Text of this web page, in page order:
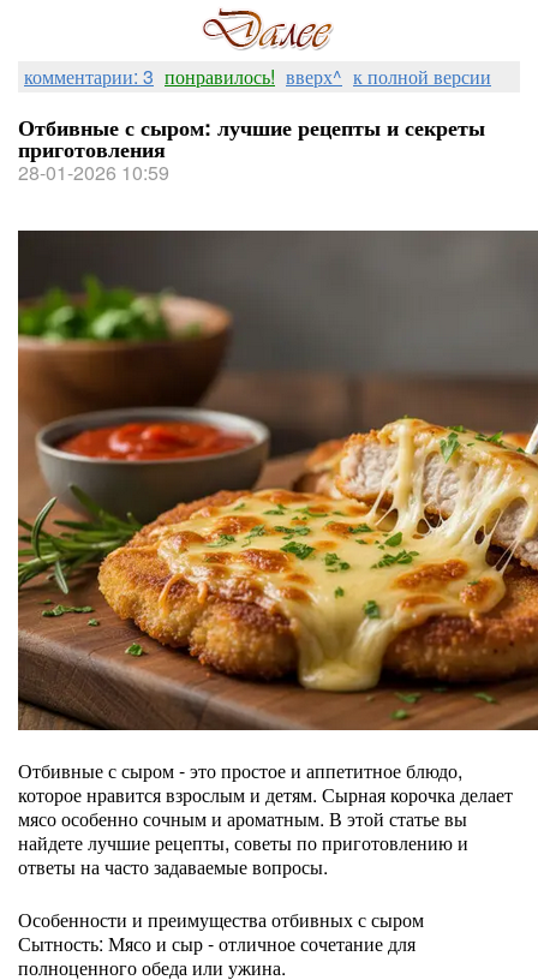
комментарии: 3 понравилось! вверх^ к полной версии
Отбивные с сыром: лучшие рецепты и секреты
приготовления
28-01-2026 10:59
Отбивные с сыром - это простое и аппетитное блюдо,
которое нравится взрослым и детям. Сырная корочка делает
мясо особенно сочным и ароматным. В этой статье вы
найдете лучшие рецепты, советы по приготовлению и
ответы на часто задаваемые вопросы.
Особенности и преимущества отбивных с сыром
Сытность: Мясо и сыр - отличное сочетание для
полноценного обеда или ужина.